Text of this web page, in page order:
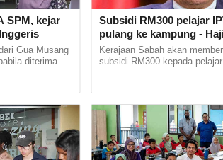
buat
SPM, kejar
Gua Musang
diterima
Subsidi RM300 pelajar
pulang ke kampung -
Kerajaan Sabah akan
subsidi RM300 kepada